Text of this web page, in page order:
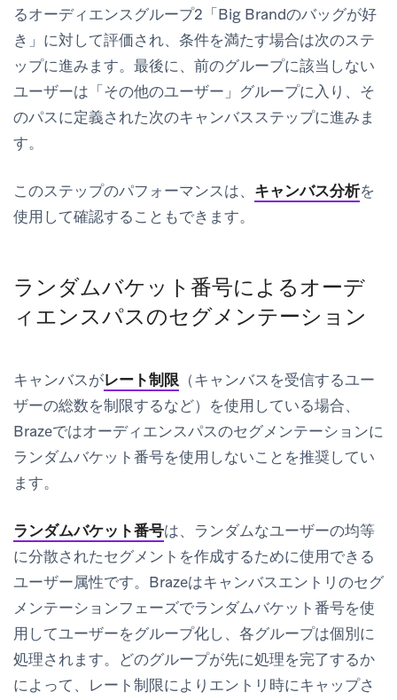
るオーディエンスグループ2「Big Brandのバッグが好
き」に対して評価され、条件を満たす場合は次のステ
ップに進みます。最後に、前のグループに該当しない
ユーザーは「その他のユーザー」グループに入り、そ
のパスに定義された次のキャンバスステップに進みま
す。
このステップのパフォーマンスは、 キャンバス分析を
使用して確認することもできます。
ランダムバケット番号によるオーデ
ィエンスパスのセグメンテーション
キャンバスがレート制限 （キャンバスを受信するユー
ザーの総数を制限するなど）を使用している場合、
Brazeではオーディエンスパスのセグメンテーションに
ランダムバケット番号を使用しないことを推奨してい
ます。
ランダムバケット番号は、ランダムなユーザーの均等
に分散されたセグメントを作成するために使用できる
ユーザー属性です。Brazeはキャンバスエントリのセグ
メンテーションフェーズでランダムバケット番号を使
用してユーザーをグループ化し、各グループは個別に
処理されます。どのグループが先に処理を完了するか
によって、レート制限によりエントリ時にキャップさ